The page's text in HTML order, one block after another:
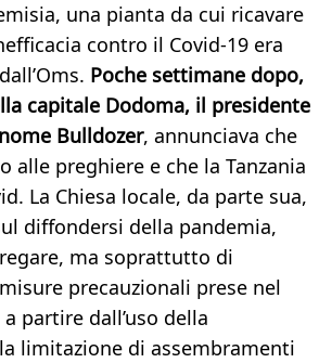
una pianta da cui ricavare
contro il Covid-19 era
Poche settimane dopo,
capitale Dodoma, il presidente
Bulldozer, annunciava che
alle preghiere e che la Tanzania
La Chiesa locale, da parte sua,
diffondersi della pandemia,
ma soprattutto di
precauzionali prese nel
partire dall’uso della
limitazione di assembramenti